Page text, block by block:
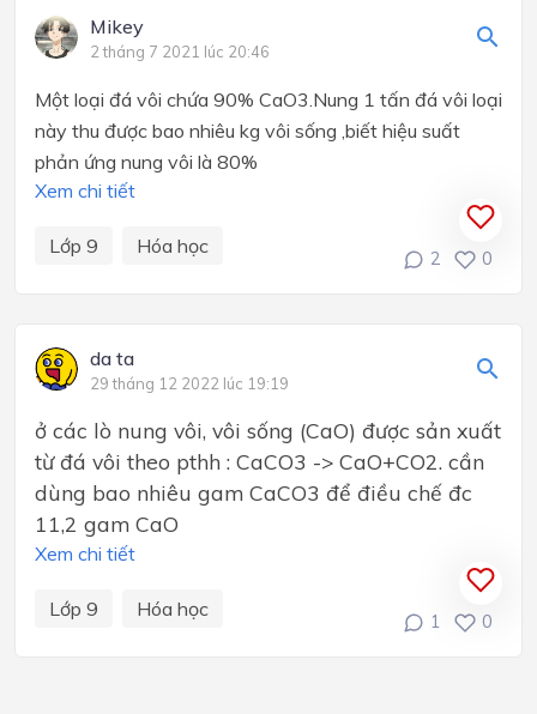
Mikey
2 tháng 7 2021 lúc 20:46
Một loại đá vôi chứa 90% CaO3.Nung 1 tấn đá vôi loại
này thu được bao nhiêu kg vôi sống ,biết hiệu suất
phản ứng nung vôi là 80%
Xem chi tiết
Lớp 9 Hóa học
2 0
da ta
29 tháng 12 2022 lúc 19:19
ở các lò nung vôi, vôi sống (CaO) được sản xuất
từ đá vôi theo pthh : CaCO3 -> CaO+CO2. cần
dùng bao nhiêu gam CaCO3 để điều chế đc
11,2 gam CaO
Xem chi tiết
Lớp 9 Hóa học
1 0